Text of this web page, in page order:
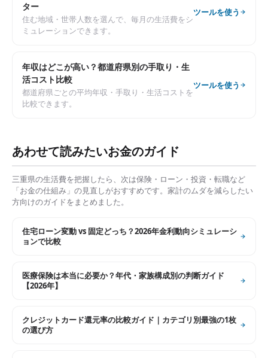
ター
住む地域・世帯人数を選んで、毎月の生活費をシ
ミュレーションできます。
ツールを使う
年収はどこが高い？都道府県別の手取り・生
活コスト比較
都道府県ごとの平均年収・手取り・生活コストを
比較できます。
ツールを使う
あわせて読みたいお金のガイド
三重県の生活費を把握したら、次は保険・ローン・投資・転職など
「お金の仕組み」の見直しがおすすめです。家計のムダを減らしたい
方向けのガイドをまとめました。
住宅ローン変動 vs 固定どっち？2026年金利動向シミュレーシ
ョンで比較
医療保険は本当に必要か？年代・家族構成別の判断ガイド
【2026年】
クレジットカード還元率の比較ガイド｜カテゴリ別最強の1枚
の選び方